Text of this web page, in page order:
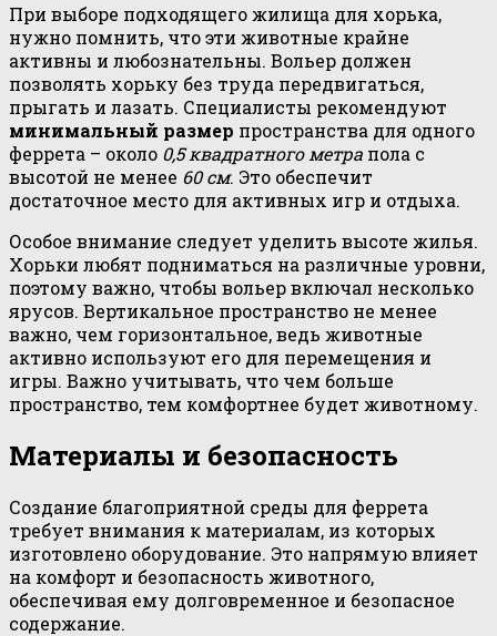
При выборе подходящего жилища для хорька,
нужно помнить, что эти животные крайне
активны и любознательны. Вольер должен
позволять хорьку без труда передвигаться,
прыгать и лазать. Специалисты рекомендуют
минимальный размер пространства для одного
феррета – около 0,5 квадратного метра пола с
высотой не менее 60 см. Это обеспечит
достаточное место для активных игр и отдыха.
Особое внимание следует уделить высоте жилья.
Хорьки любят подниматься на различные уровни,
поэтому важно, чтобы вольер включал несколько
ярусов. Вертикальное пространство не менее
важно, чем горизонтальное, ведь животные
активно используют его для перемещения и
игры. Важно учитывать, что чем больше
пространство, тем комфортнее будет животному.
Материалы и безопасность
Создание благоприятной среды для феррета
требует внимания к материалам, из которых
изготовлено оборудование. Это напрямую влияет
на комфорт и безопасность животного,
обеспечивая ему долговременное и безопасное
содержание.